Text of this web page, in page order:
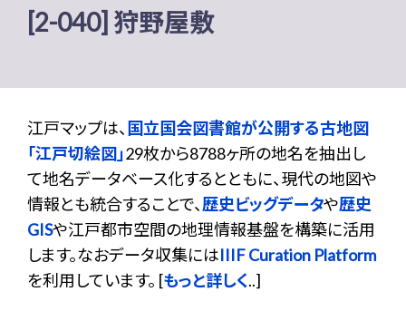
[2-040] 狩野屋敷
江戸マップは、 国立国会図書館が公開する古地図
「江戸切絵図」29枚から8788ヶ所の地名を抽出し
て地名データベース化するとともに、現代の地図や
情報とも統合することで、歴史ビッグデータや歴史
GISや江戸都市空間の地理情報基盤を構築に活用
します。なおデータ収集にはIIIF Curation Platform
を利用しています。 [もっと詳しく..]